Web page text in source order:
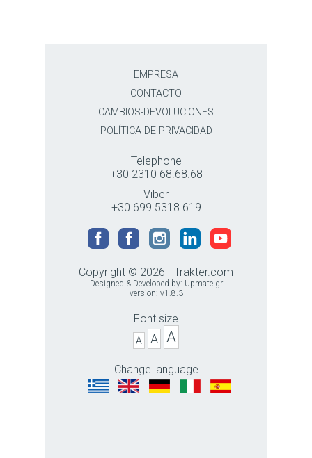
EMPRESA
CONTACTO
CAMBIOS-DEVOLUCIONES
POLÍTICA DE PRIVACIDAD
Telephone
+30 2310 68.68.68
Viber
+30 699 5318 619
Copyright © 2026 - Trakter.com
Designed & Developed by: Upmate.gr
version: v1.8.3
Font size
A A A
Change language